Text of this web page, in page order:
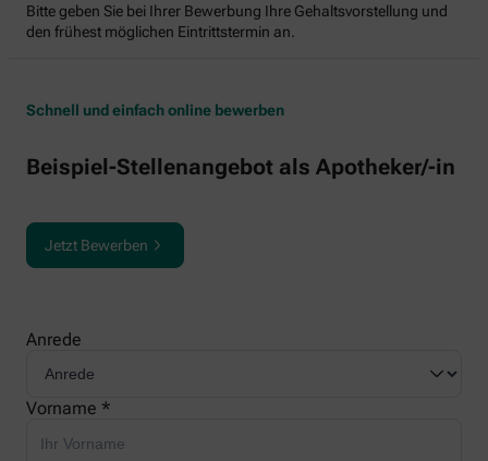
Bitte geben Sie bei Ihrer Bewerbung Ihre Gehaltsvorstellung und
den frühest möglichen Eintrittstermin an.
Schnell und einfach online bewerben
Beispiel-Stellenangebot als Apotheker/-in
Jetzt Bewerben
Anrede
Vorname *